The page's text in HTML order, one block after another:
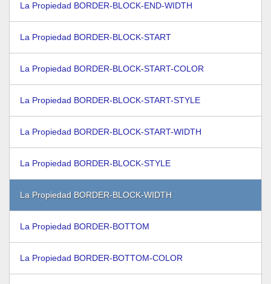
La Propiedad BORDER-BLOCK-END-WIDTH
La Propiedad BORDER-BLOCK-START
La Propiedad BORDER-BLOCK-START-COLOR
La Propiedad BORDER-BLOCK-START-STYLE
La Propiedad BORDER-BLOCK-START-WIDTH
La Propiedad BORDER-BLOCK-STYLE
La Propiedad BORDER-BLOCK-WIDTH
La Propiedad BORDER-BOTTOM
La Propiedad BORDER-BOTTOM-COLOR